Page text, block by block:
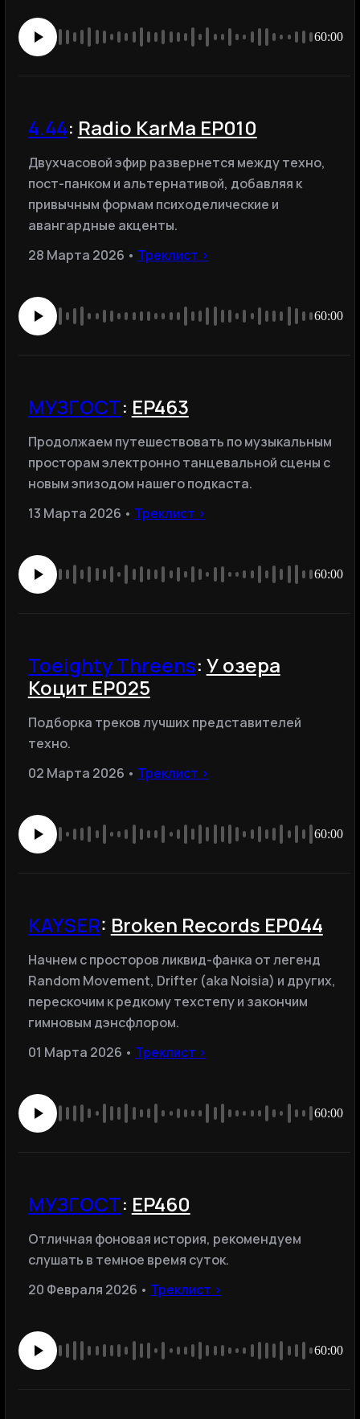
60:00
4.44: Radio KarMa EP010
Двухчасовой эфир развернется между техно,
пост-панком и альтернативой, добавляя к
привычным формам психоделические и
авангардные акценты.
28 Марта 2026 • Треклист ›
60:00
МУЗГОСТ: EP463
Продолжаем путешествовать по музыкальным
просторам электронно танцевальной сцены с
новым эпизодом нашего подкаста.
13 Марта 2026 • Треклист ›
60:00
Toeighty Threens: У озера
Коцит EP025
Подборка треков лучших представителей
техно.
02 Марта 2026 • Треклист ›
60:00
KAYSER: Broken Records EP044
Начнем с просторов ликвид-фанка от легенд
Random Movement, Drifter (aka Noisia) и других,
перескочим к редкому техстепу и закончим
гимновым дэнсфлором.
01 Марта 2026 • Треклист ›
60:00
МУЗГОСТ: EP460
Отличная фоновая история, рекомендуем
слушать в темное время суток.
20 Февраля 2026 • Треклист ›
60:00